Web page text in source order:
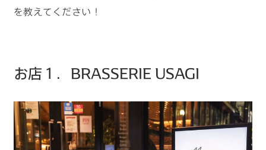
を教えてください！
お店１．BRASSERIE USAGI